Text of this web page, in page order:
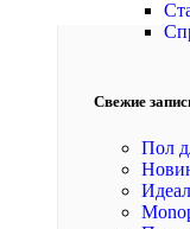
Свежие
Пол